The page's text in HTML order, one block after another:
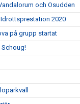
och Osudden
2020
på grupp startat
Schoug!